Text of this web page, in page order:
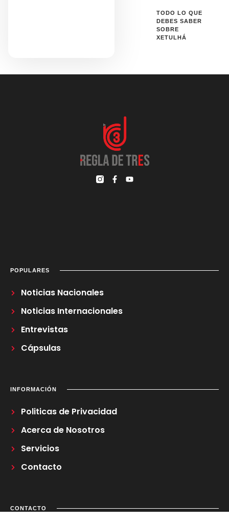
TODO LO QUE
DEBES SABER
SOBRE
XETULHÁ
POPULARES
Noticias Nacionales
Noticias Internacionales
Entrevistas
Cápsulas
INFORMACIÓN
Politicas de Privacidad
Acerca de Nosotros
Servicios
Contacto
CONTACTO